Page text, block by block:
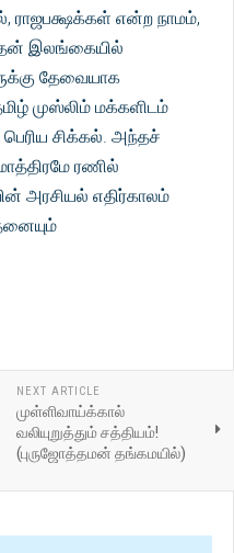
ராஜபக்ஷக்கள் என்ற நாமம்,
இலங்கையில்
தேவையாக
முஸ்லிம் மக்களிடம்
பெரிய சிக்கல். அந்தச்
ரணில்
அரசியல் எதிர்காலம்
NEXT ARTICLE
முள்ளிவாய்க்கால்
வலியுறுத்தும் சத்தியம்!
(புருஜோத்தமன் தங்கமயில்)